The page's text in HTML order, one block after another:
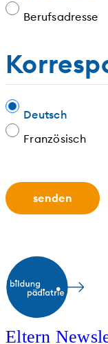
Berufsadresse
Deutsch
Französisch
Eltern